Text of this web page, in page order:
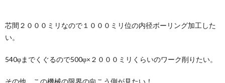
芯間２０００ミリなので１０００ミリ位の内径ボーリング加工した
い。
540φまでくぐるので500φ×２０００ミリくらいのワーク削りたい。
その他、この機械の限界の向こう側が見たい！